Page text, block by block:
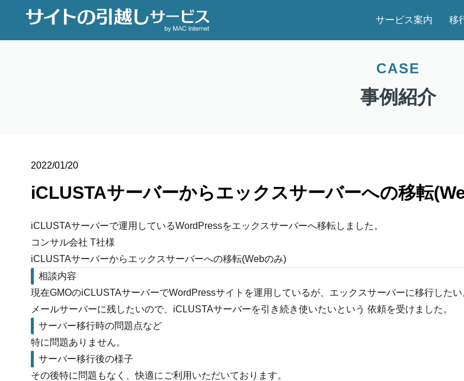
サービス案内 移
CASE
事例紹介
2022/01/20
iCLUSTAサーバーからエックスサーバーへの移転
iCLUSTAサーバーで運用しているWordPressをエックスサーバーへ移転しました。
コンサル会社 T社様
iCLUSTAサーバーからエックスサーバーへの移転(Webのみ)
相談内容
現在GMOのiCLUSTAサーバーでWordPressサイトを運用しているが、エックスサーバーに移行した
メールサーバーに残したいので、iCLUSTAサーバーを引き続き使いたいという 依頼を受けました。
サーバー移行時の問題点など
特に問題ありません。
サーバー移行後の様子
その後特に問題もなく、快適にご利用いただいております。